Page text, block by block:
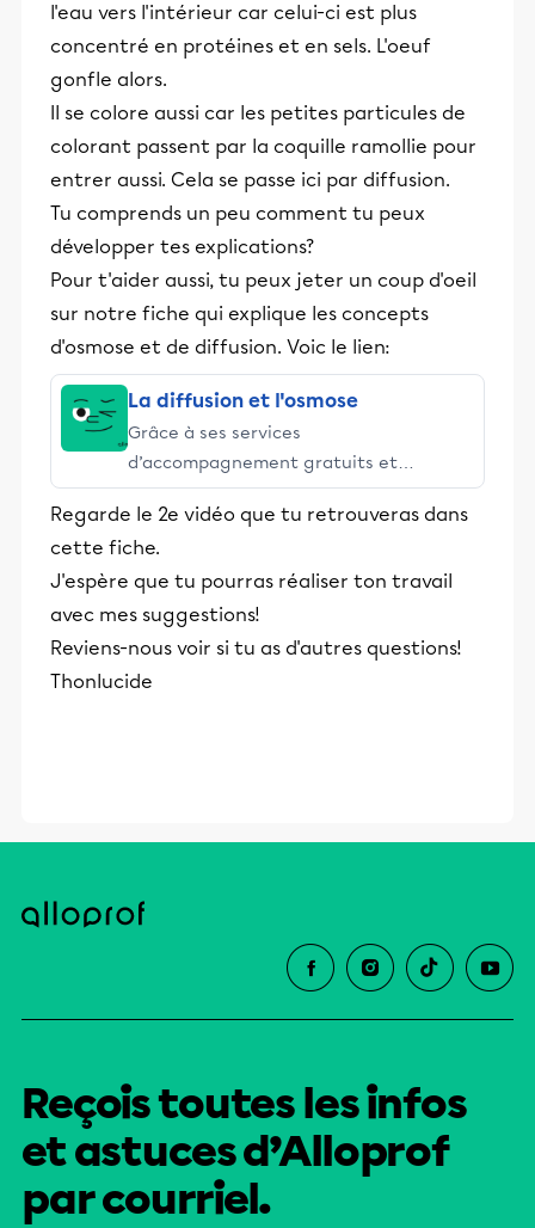
l'eau vers l'intérieur car celui-ci est plus
concentré en protéines et en sels. L'oeuf
gonfle alors.
Il se colore aussi car les petites particules de
colorant passent par la coquille ramollie pour
entrer aussi. Cela se passe ici par diffusion.
Tu comprends un peu comment tu peux
développer tes explications?
Pour t'aider aussi, tu peux jeter un coup d'oeil
sur notre fiche qui explique les concepts
d'osmose et de diffusion. Voic le lien:
La diffusion et l'osmose
Grâce à ses services
d’accompagnement gratuits et
stimulants, Alloprof engage les élèves
et leurs parents dans la réussite
éducative.
Regarde le 2e vidéo que tu retrouveras dans
cette fiche.
J'espère que tu pourras réaliser ton travail
avec mes suggestions!
Reviens-nous voir si tu as d'autres questions!
Thonlucide
Reçois toutes les infos
et astuces d’Alloprof
par courriel.